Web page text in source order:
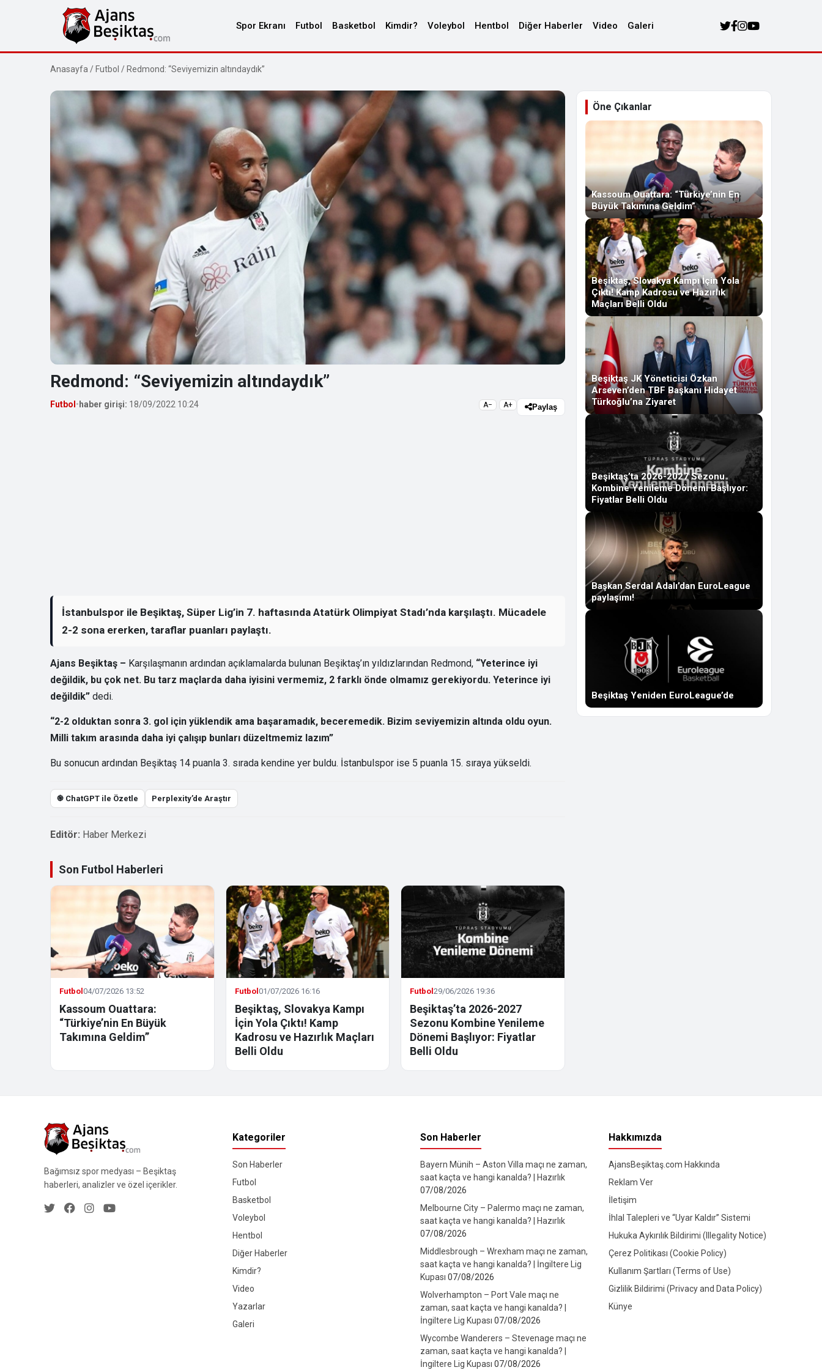
Spor Ekranı Futbol Basketbol Kimdir? Voleybol Hentbol Diğer Haberler Video Galeri
Anasayfa / Futbol / Redmond: “Seviyemizin altındaydık”
Redmond: “Seviyemizin altındaydık”
Futbol • haber girişi: 18/09/2022 10:24 A− A+ Paylaş
İstanbulspor ile Beşiktaş, Süper Lig’in 7. haftasında Atatürk Olimpiyat Stadı’nda karşılaştı. Mücadele
2-2 sona ererken, taraflar puanları paylaştı.
Ajans Beşiktaş – Karşılaşmanın ardından açıklamalarda bulunan Beşiktaş’ın yıldızlarından Redmond, “Yeterince iyi
değildik, bu çok net. Bu tarz maçlarda daha iyisini vermemiz, 2 farklı önde olmamız gerekiyordu. Yeterince iyi
değildik” dedi.
“2-2 olduktan sonra 3. gol için yüklendik ama başaramadık, beceremedik. Bizim seviyemizin altında oldu oyun.
Milli takım arasında daha iyi çalışıp bunları düzeltmemiz lazım”
Bu sonucun ardından Beşiktaş 14 puanla 3. sırada kendine yer buldu. İstanbulspor ise 5 puanla 15. sıraya yükseldi.
֎ ChatGPT ile Özetle Perplexity’de Araştır
Editör: Haber Merkezi
Son Futbol Haberleri
Futbol04/07/2026 13:52
Kassoum Ouattara:
“Türkiye’nin En Büyük
Takımına Geldim”
Futbol01/07/2026 16:16
Beşiktaş, Slovakya Kampı
İçin Yola Çıktı! Kamp
Kadrosu ve Hazırlık Maçları
Belli Oldu
Futbol29/06/2026 19:36
Beşiktaş’ta 2026-2027
Sezonu Kombine Yenileme
Dönemi Başlıyor: Fiyatlar
Belli Oldu
Öne Çıkanlar
Kassoum Ouattara: “Türkiye’nin En
Büyük Takımına Geldim”
Beşiktaş, Slovakya Kampı İçin Yola
Çıktı! Kamp Kadrosu ve Hazırlık
Maçları Belli Oldu
Beşiktaş JK Yöneticisi Özkan
Arseven’den TBF Başkanı Hidayet
Türkoğlu’na Ziyaret
Beşiktaş’ta 2026-2027 Sezonu
Kombine Yenileme Dönemi Başlıyor:
Fiyatlar Belli Oldu
Başkan Serdal Adalı’dan EuroLeague
paylaşımı!
Beşiktaş Yeniden EuroLeague’de
Bağımsız spor medyası – Beşiktaş
haberleri, analizler ve özel içerikler.
Kategoriler
Son Haberler
Futbol
Basketbol
Voleybol
Hentbol
Diğer Haberler
Kimdir?
Video
Yazarlar
Galeri
Son Haberler
Bayern Münih – Aston Villa maçı ne zaman,
saat kaçta ve hangi kanalda? | Hazırlık
07/08/2026
Melbourne City – Palermo maçı ne zaman,
saat kaçta ve hangi kanalda? | Hazırlık
07/08/2026
Middlesbrough – Wrexham maçı ne zaman,
saat kaçta ve hangi kanalda? | İngiltere Lig
Kupası 07/08/2026
Wolverhampton – Port Vale maçı ne
zaman, saat kaçta ve hangi kanalda? |
İngiltere Lig Kupası 07/08/2026
Wycombe Wanderers – Stevenage maçı ne
zaman, saat kaçta ve hangi kanalda? |
İngiltere Lig Kupası 07/08/2026
Hakkımızda
AjansBeşiktaş.com Hakkında
Reklam Ver
İletişim
İhlal Talepleri ve “Uyar Kaldır” Sistemi
Hukuka Aykırılık Bildirimi (Illegality Notice)
Çerez Politikası (Cookie Policy)
Kullanım Şartları (Terms of Use)
Gizlilik Bildirimi (Privacy and Data Policy)
Künye